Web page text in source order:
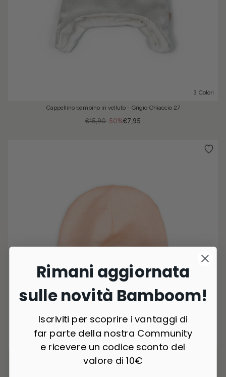
3 Colori
Cappellino bambino in velluto - Grigio Ghiaccio 27
-50%
€15,90 €7,95
Cappellino con bordo - PEACH 121
Rimani aggiornata
sulle novità Bamboom!
Iscriviti per scoprire i vantaggi di
far parte della nostra Community
e ricevere un codice sconto del
valore di 10€